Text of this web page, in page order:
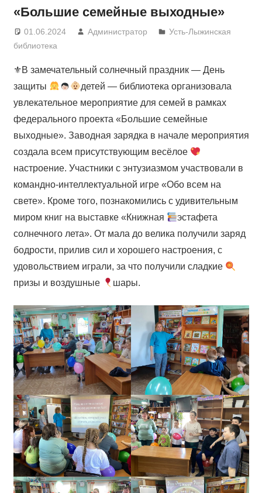
«Большие семейные выходные»
01.06.2024 Администратор
Усть-Лыжинская
библиотека
⚜В замечательный солнечный праздник — День
защиты
детей — библиотека организовала
увлекательное мероприятие для семей в рамках
федерального проекта «Большие семейные
выходные». Заводная зарядка в начале мероприятия
создала всем присутствующим весёлое
настроение. Участники с энтузиазмом участвовали в
командно-интеллектуальной игре «Обо всем на
свете». Кроме того, познакомились с удивительным
миром книг на выставке «Книжная
эстафета
солнечного лета». От мала до велика получили заряд
бодрости, прилив сил и хорошего настроения, с
удовольствием играли, за что получили сладкие
призы и воздушные
шары.